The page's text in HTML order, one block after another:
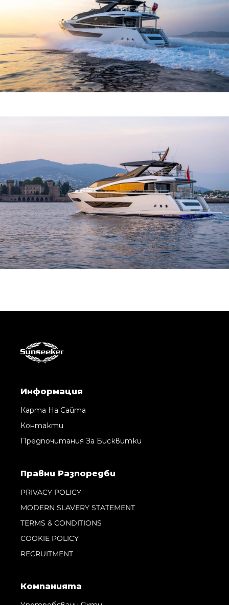
Информация
Карта На Сайта
Контакти
Предпочитания За Бисквитки
Правни Pазпоредби
PRIVACY POLICY
MODERN SLAVERY STATEMENT
TERMS & CONDITIONS
COOKIE POLICY
RECRUITMENT
Компанията